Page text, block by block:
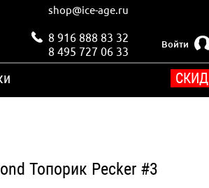
shop@ice-age.ru
8 916 888 83 32
8 495 727 06 33
Войти
Топорик Pecker #3